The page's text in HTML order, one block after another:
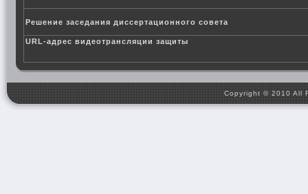
Решение заседания диссертационного совета
URL-адрес видеотрансляции защиты
Copyright © 2010 All